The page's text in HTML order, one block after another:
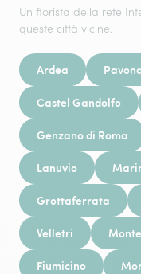
Un fiorista della rete
queste città vicine.
Ardea
Castel Gandolfo
Genzano di Roma
Lanuvio
Grottaferrata
Velletri
Fiumicino